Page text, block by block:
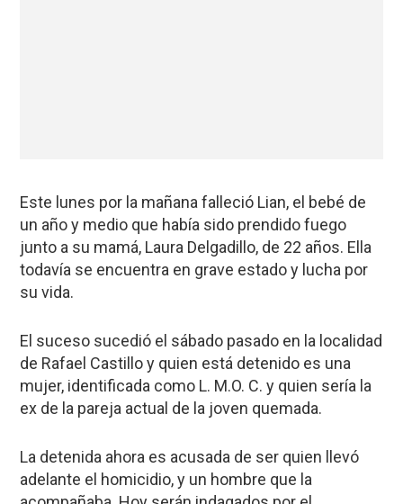
Este lunes por la mañana falleció Lian, el bebé de
un año y medio que había sido prendido fuego
junto a su mamá, Laura Delgadillo, de 22 años. Ella
todavía se encuentra en grave estado y lucha por
su vida.
El suceso sucedió el sábado pasado en la localidad
de Rafael Castillo y quien está detenido es una
mujer, identificada como L. M.O. C. y quien sería la
ex de la pareja actual de la joven quemada.
La detenida ahora es acusada de ser quien llevó
adelante el homicidio, y un hombre que la